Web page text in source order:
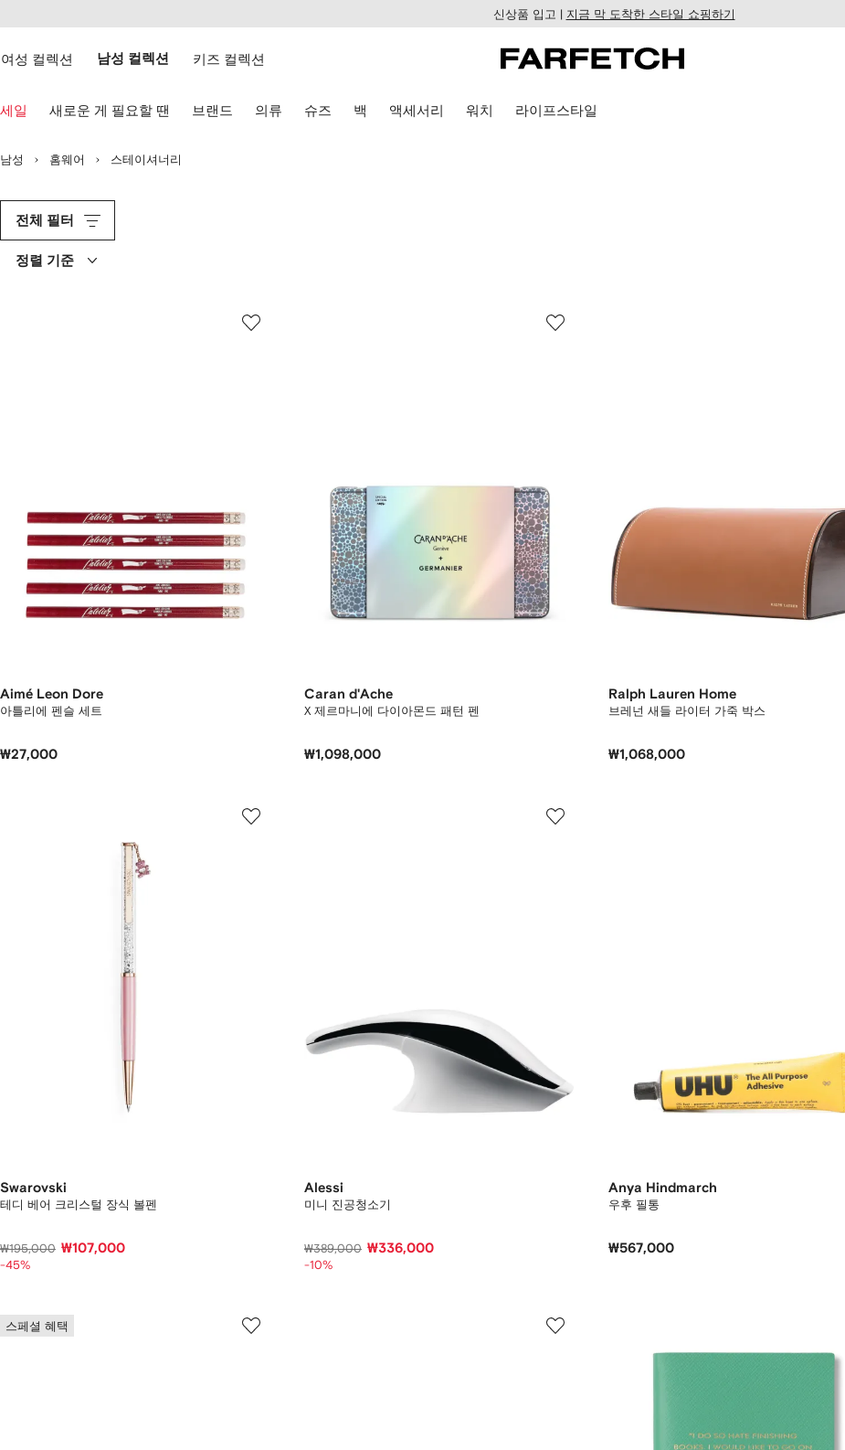
건
너
기
웹
근
신상품 입고 | 지금 막 도착한 스타일 쇼핑하기
여성 컬렉션 남성 컬렉션 키즈 컬렉션
세일 새로운 게 필요할 땐 브랜드 의류 슈즈 백 액세서리 워치 라이프스타일
남성 홈웨어 스테이셔너리
전체 필터
정렬 기준
Aimé Leon Dore
아틀리에 펜슬 세트
₩27,000
Caran d'Ache
X 제르마니에 다이아몬드 패턴 펜
₩1,098,000
Ralph Lauren Home
브레넌 새들 라이터 가죽 박스
₩1,068,000
Swarovski
테디 베어 크리스털 장식 볼펜
₩195,000 ₩107,000
-45%
Alessi
미니 진공청소기
₩389,000 ₩336,000
-10%
Anya Hindmarch
우후 필통
₩567,000
스페셜 혜택